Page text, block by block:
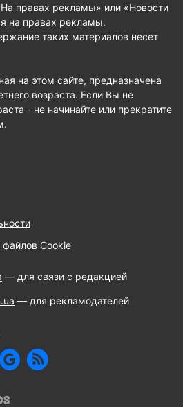
правах рекламы» или «Новости
на правах рекламы.
таких материалов несет
на этом сайте, предназначена
возраста. Если Вы не
- не начинайте или прекратите
файлов Cookie
— для связи с редакцией
— для рекламодателей